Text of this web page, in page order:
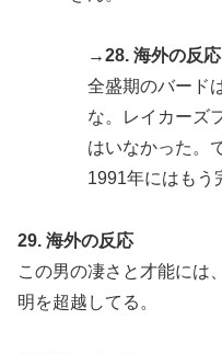
→28. 海外の反応
全盛期のバード
な。レイカーズ
はいなかった。
1991年にはもう
29. 海外の反応
この男の凄さと才能には
明を超越してる。